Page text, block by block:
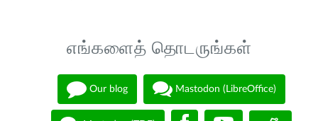
எங்களைத் தொடருங்கள்
Our blog Mastodon (LibreOffice)